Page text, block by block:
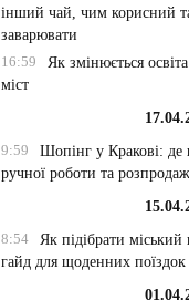
інший чай, чим корисний
заварювати
16:59
Як змінюється
міст
9:59
Шопінг у Кракові: де
ручної роботи та
8:54
Як підібрати
гайд для щоденних поїздок